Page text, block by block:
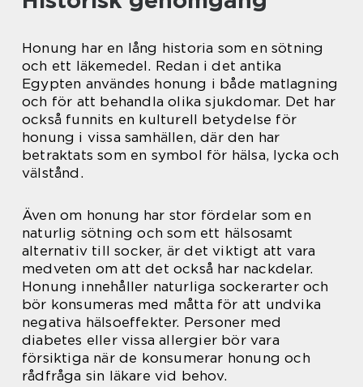
Honung har en lång historia som en sötning
och ett läkemedel. Redan i det antika
Egypten användes honung i både matlagning
och för att behandla olika sjukdomar. Det har
också funnits en kulturell betydelse för
honung i vissa samhällen, där den har
betraktats som en symbol för hälsa, lycka och
välstånd.
Även om honung har stor fördelar som en
naturlig sötning och som ett hälsosamt
alternativ till socker, är det viktigt att vara
medveten om att det också har nackdelar.
Honung innehåller naturliga sockerarter och
bör konsumeras med måtta för att undvika
negativa hälsoeffekter. Personer med
diabetes eller vissa allergier bör vara
försiktiga när de konsumerar honung och
rådfråga sin läkare vid behov.